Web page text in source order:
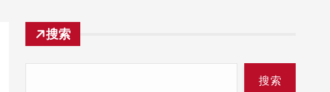
搜索
搜索